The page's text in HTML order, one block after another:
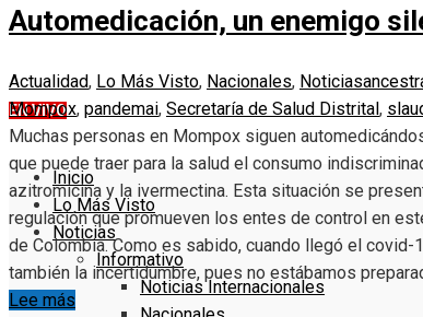
DENUNCIE
EN VIVO
Inicio
Lo Más Visto
Noticias
Informativo
Noticias Internacionales
Automedicación, un enemigo
Actualidad, Lo Más Visto, Nacionales, Noticias
Mompox, pandemai, Secretaría de Salud Distrital,
Muchas personas en Mompox siguen
que puede traer para la salud el consumo
azitromicina y la ivermectina. Esta situación se
regulación que promueven los entes de control en
de Colombia. Como es sabido, cuando llegó el
también la incertidumbre, pues no estábamos
Lee más